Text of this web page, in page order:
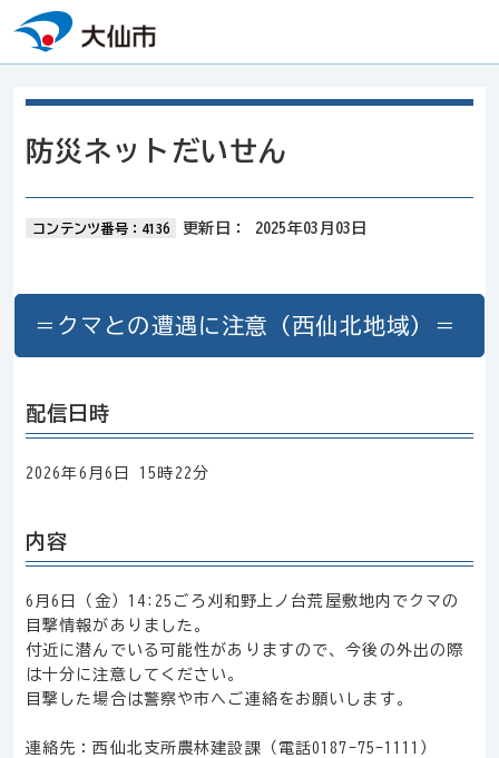
本文へスキップ
防災ネットだいせん
コンテンツ番号：4136 更新日： 2025年03月03日
＝クマとの遭遇に注意（西仙北地域）＝
配信日時
2026年6月6日 15時22分
内容
6月6日（金）14:25ごろ刈和野上ノ台荒屋敷地内でクマの
目撃情報がありました。
付近に潜んでいる可能性がありますので、今後の外出の際
は十分に注意してください。
目撃した場合は警察や市へご連絡をお願いします。
連絡先：西仙北支所農林建設課（電話0187-75-1111）